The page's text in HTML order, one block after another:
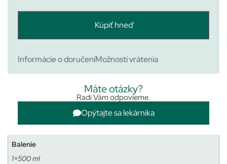
Kúpiť hneď
Informácie o doručeníMožnosti vrátenia
Máte otázky?
Radi Vám odpovieme.
Opýtajte sa lekárnika
Balenie
1×500 ml